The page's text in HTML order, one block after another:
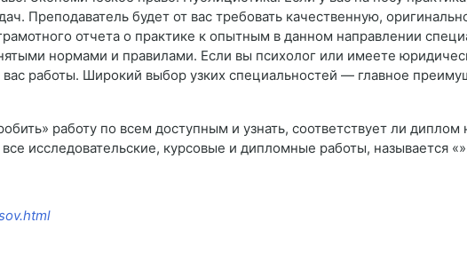
Преподаватель будет от вас требовать качественную,
отчета о практике к опытным в данном направлении
нормами и правилами. Если вы психолог или имеете
работы. Широкий выбор узких специальностей — главное
работу по всем доступным и узнать, соответствует ли
исследовательские, курсовые и дипломные работы, называется